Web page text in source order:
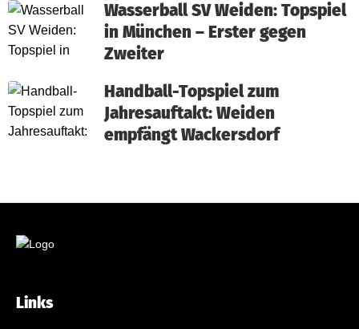
Wasserball SV Weiden: Topspiel
in München – Erster gegen
Zweiter
Handball-Topspiel zum
Jahresauftakt: Weiden
empfängt Wackersdorf
Links